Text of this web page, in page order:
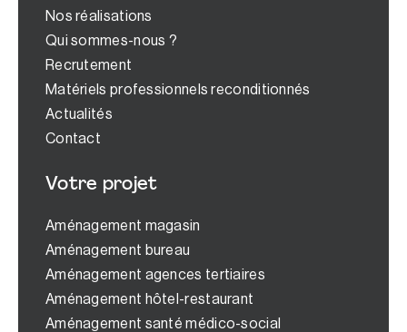
Nos réalisations
Qui sommes-nous ?
Recrutement
Matériels professionnels reconditionnés
Actualités
Contact
Votre projet
Aménagement magasin
Aménagement bureau
Aménagement agences tertiaires
Aménagement hôtel-restaurant
Aménagement santé médico-social